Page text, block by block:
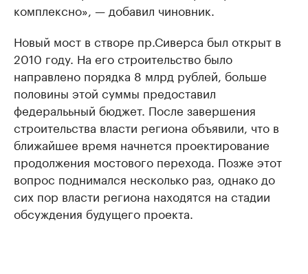
комплексно», — добавил чиновник.
Новый мост в створе пр.Сиверса был открыт в
2010 году. На его строительство было
направлено порядка 8 млрд рублей, больше
половины этой суммы предоставил
федералььный бюджет. После завершения
строительства власти региона объявили, что в
ближайшее время начнется проектирование
продолжения мостового перехода. Позже этот
вопрос поднимался несколько раз, однако до
сих пор власти региона находятся на стадии
обсуждения будущего проекта.